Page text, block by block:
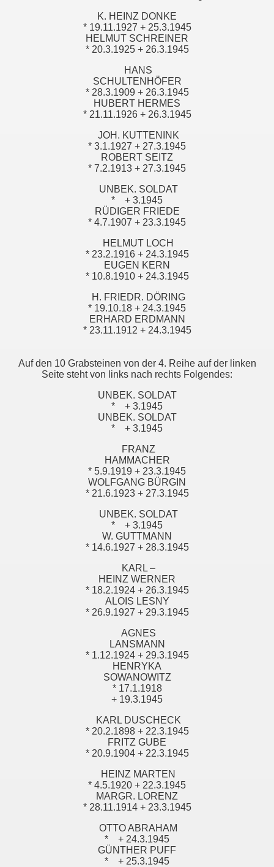
K. HEINZ DONKE
* 19.11.1927 + 25.3.1945
HELMUT SCHREINER
* 20.3.1925 + 26.3.1945
HANS
SCHULTENHÖFER
* 28.3.1909 + 26.3.1945
HUBERT HERMES
* 21.11.1926 + 26.3.1945
JOH. KUTTENINK
* 3.1.1927 + 27.3.1945
ROBERT SEITZ
* 7.2.1913 + 27.3.1945
UNBEK. SOLDAT
*
+ 3.1945
RÜDIGER FRIEDE
* 4.7.1907 + 23.3.1945
HELMUT LOCH
* 23.2.1916 + 24.3.1945
EUGEN KERN
* 10.8.1910 + 24.3.1945
H. FRIEDR. DÖRING
* 19.10.18 + 24.3.1945
ERHARD ERDMANN
* 23.11.1912 + 24.3.1945
Auf den 10 Grabsteinen von der 4. Reihe auf der linken
Seite steht von links nach rechts Folgendes:
UNBEK. SOLDAT
*
+ 3.1945
UNBEK. SOLDAT
*
+ 3.1945
FRANZ
HAMMACHER
* 5.9.1919 + 23.3.1945
WOLFGANG BÜRGIN
* 21.6.1923 + 27.3.1945
UNBEK. SOLDAT
*
+ 3.1945
W. GUTTMANN
* 14.6.1927 + 28.3.1945
KARL –
HEINZ WERNER
* 18.2.1924 + 26.3.1945
ALOIS LESNY
* 26.9.1927 + 29.3.1945
AGNES
LANSMANN
* 1.12.1924 + 29.3.1945
HENRYKA
SOWANOWITZ
* 17.1.1918
+ 19.3.1945
KARL DUSCHECK
* 20.2.1898 + 22.3.1945
FRITZ GUBE
* 20.9.1904 + 22.3.1945
HEINZ MARTEN
* 4.5.1920 + 22.3.1945
MARGR. LORENZ
* 28.11.1914 + 23.3.1945
OTTO ABRAHAM
*
+ 24.3.1945
GÜNTHER PUFF
*
+ 25.3.1945